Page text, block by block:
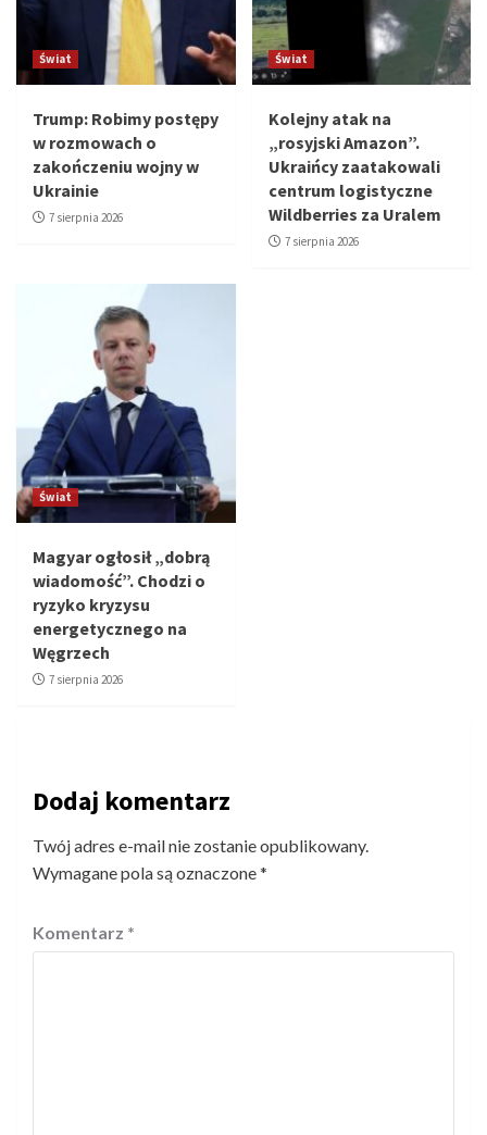
Świat
Trump: Robimy postępy
w rozmowach o
zakończeniu wojny w
Ukrainie
7 sierpnia 2026
Świat
Kolejny atak na
„rosyjski Amazon”.
Ukraińcy zaatakowali
centrum logistyczne
Wildberries za Uralem
7 sierpnia 2026
Świat
Magyar ogłosił „dobrą
wiadomość”. Chodzi o
ryzyko kryzysu
energetycznego na
Węgrzech
7 sierpnia 2026
Dodaj komentarz
Twój adres e-mail nie zostanie opublikowany.
Wymagane pola są oznaczone*
Komentarz *